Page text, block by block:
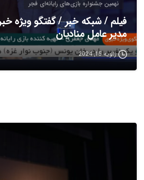
نهمین جشنواره بازی‌های رایانه‌ای فجر
فیلم / شبکه خبر / گفتگو ویژه
مدیر عامل منادیان
ژانویه 15, 2024